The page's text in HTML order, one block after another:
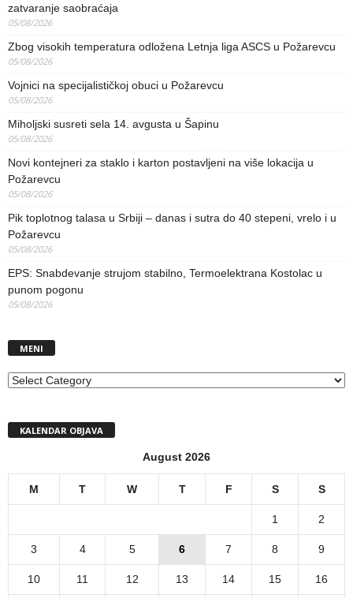
zatvaranje saobraćaja
05/08/2026
Zbog visokih temperatura odložena Letnja liga ASCS u Požarevcu
05/08/2026
Vojnici na specijalističkoj obuci u Požarevcu
05/08/2026
Miholjski susreti sela 14. avgusta u Šapinu
05/08/2026
Novi kontejneri za staklo i karton postavljeni na više lokacija u
Požarevcu
05/08/2026
Pik toplotnog talasa u Srbiji – danas i sutra do 40 stepeni, vrelo i u
Požarevcu
05/08/2026
EPS: Snabdevanje strujom stabilno, Termoelektrana Kostolac u
punom pogonu
05/08/2026
MENI
MENI
KALENDAR OBJAVA
August 2026
M T W T F S S
1 2
3 4 5 6 7 8 9
10 11 12 13 14 15 16